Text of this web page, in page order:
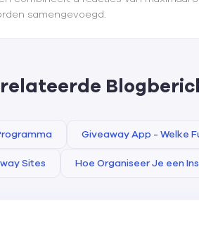
samengevoegd.
Giveaway App - Welke
Sites Hoe Organiseer Je een